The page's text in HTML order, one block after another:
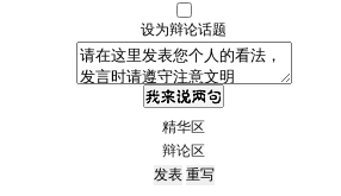
设为辩论话题
精华区
辩论区